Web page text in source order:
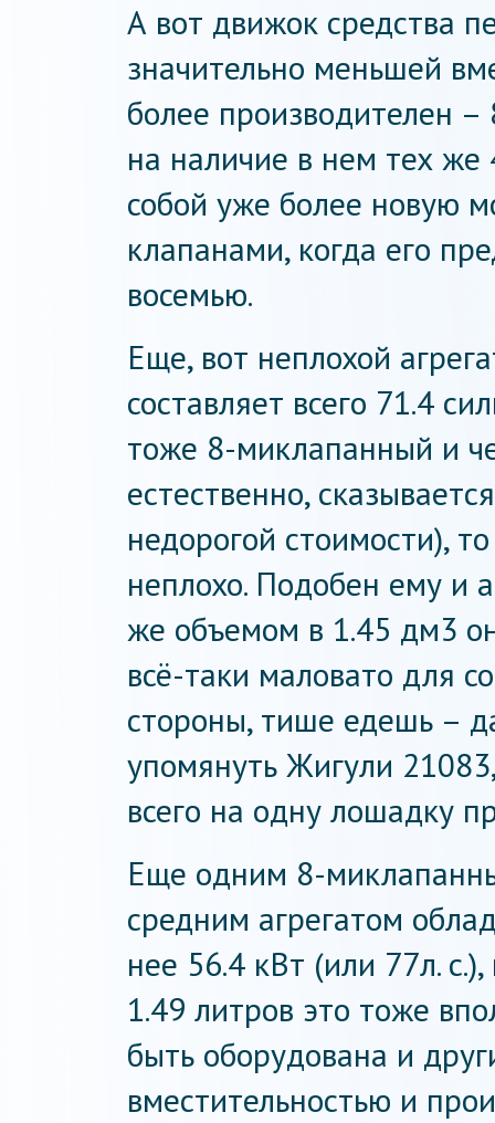
А вот движок средства
значительно меньшей
более производителен –
на наличие в нем тех же
собой уже более новую
клапанами, когда его
восемью.
Еще, вот неплохой
составляет всего 71.4
тоже 8-миклапанный и
естественно,
недорогой стоимости),
неплохо. Подобен ему и
же объемом в 1.45 дм3
всё-таки маловато для
стороны, тише едешь –
упомянуть Жигули
всего на одну лошадку
Еще одним 8-
средним агрегатом
нее 56.4 кВт (или 77л.
1.49 литров это тоже
быть оборудована и
вместительностью и